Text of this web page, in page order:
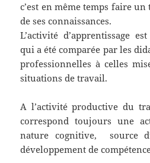
c’est en même temps faire
de ses connaissances.
L’activité d’apprentissage
qui a été comparée par les
professionnelles à celles
situations de travail.
A l’activité productive du
correspond toujours une
nature cognitive, source
développement de